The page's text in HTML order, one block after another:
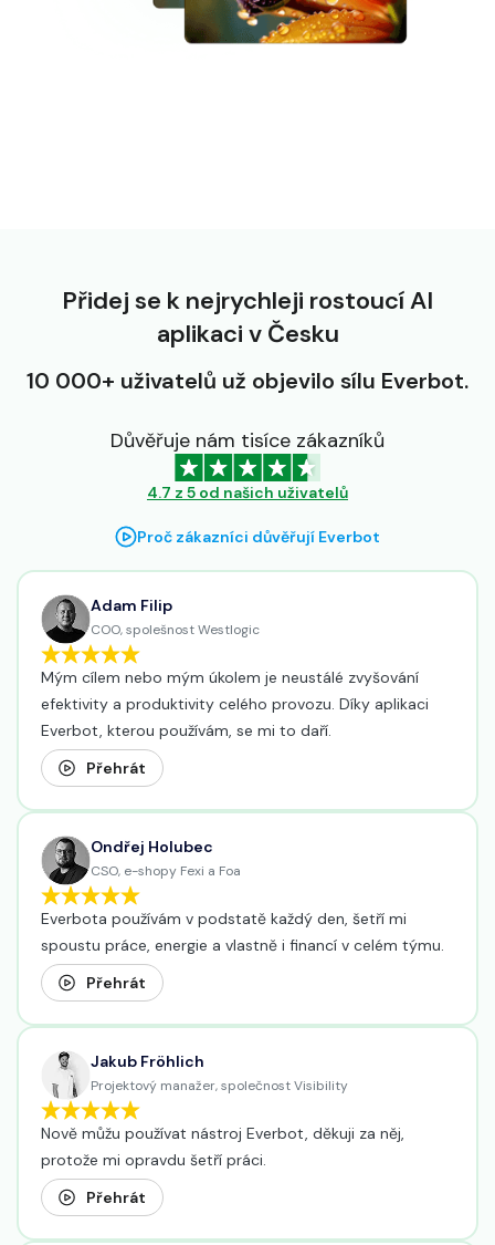
Přidej se k nejrychleji rostoucí AI
aplikaci v Česku
10 000+ uživatelů už objevilo sílu Everbot.
Důvěřuje nám tisíce zákazníků
4.7 z 5 od našich uživatelů
Proč zákazníci důvěřují Everbot
Adam Filip
COO, spolešnost Westlogic
Mým cílem nebo mým úkolem je neustálé zvyšování
efektivity a produktivity celého provozu. Díky aplikaci
Everbot, kterou používám, se mi to daří.
Přehrát
Ondřej Holubec
CSO, e-shopy Fexi a Foa
Everbota používám v podstatě každý den, šetří mi
spoustu práce, energie a vlastně i financí v celém týmu.
Přehrát
Jakub Fröhlich
Projektový manažer, společnost Visibility
Nově můžu používat nástroj Everbot, děkuji za něj,
protože mi opravdu šetří práci.
Přehrát